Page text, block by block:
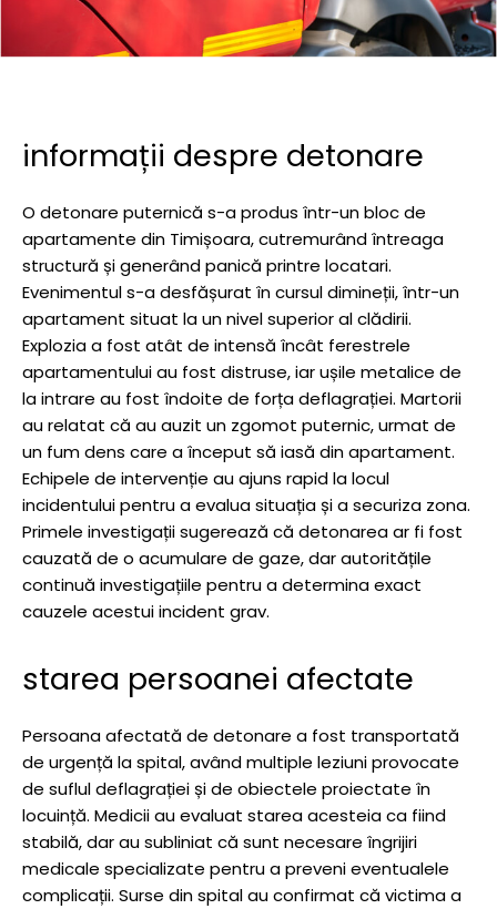
informații despre detonare
O detonare puternică s-a produs într-un bloc de
apartamente din Timișoara, cutremurând întreaga
structură și generând panică printre locatari.
Evenimentul s-a desfășurat în cursul dimineții, într-un
apartament situat la un nivel superior al clădirii.
Explozia a fost atât de intensă încât ferestrele
apartamentului au fost distruse, iar ușile metalice de
la intrare au fost îndoite de forța deflagrației. Martorii
au relatat că au auzit un zgomot puternic, urmat de
un fum dens care a început să iasă din apartament.
Echipele de intervenție au ajuns rapid la locul
incidentului pentru a evalua situația și a securiza zona.
Primele investigații sugerează că detonarea ar fi fost
cauzată de o acumulare de gaze, dar autoritățile
continuă investigațiile pentru a determina exact
cauzele acestui incident grav.
starea persoanei afectate
Persoana afectată de detonare a fost transportată
de urgență la spital, având multiple leziuni provocate
de suflul deflagrației și de obiectele proiectate în
locuință. Medicii au evaluat starea acesteia ca fiind
stabilă, dar au subliniat că sunt necesare îngrijiri
medicale specializate pentru a preveni eventualele
complicații. Surse din spital au confirmat că victima a